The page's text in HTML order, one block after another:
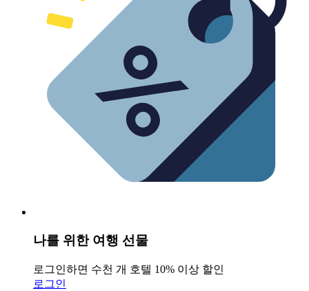
나를 위한 여행 선물
로그인하면 수천 개 호텔 10% 이상 할인
로그인